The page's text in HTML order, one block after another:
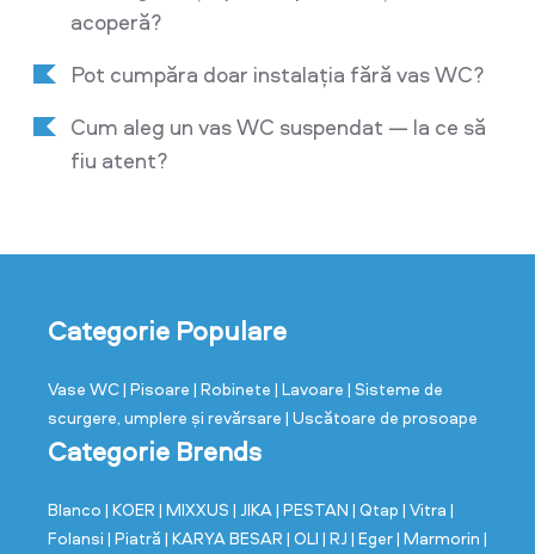
acoperă?
Pot cumpăra doar instalația fără vas WC?
Cum aleg un vas WC suspendat — la ce să
fiu atent?
Categorie Populare
Vase WC| Pisoare | Robinete | Lavoare | Sisteme de
scurgere, umplere și revărsare | Uscătoare de prosoape
Categorie Brends
Blanco | KOER | MIXXUS | JIKA| PESTAN | Qtap | Vitra |
Folansi | Piatră | KARYA BESAR | OLI | RJ | Eger| Marmorin |